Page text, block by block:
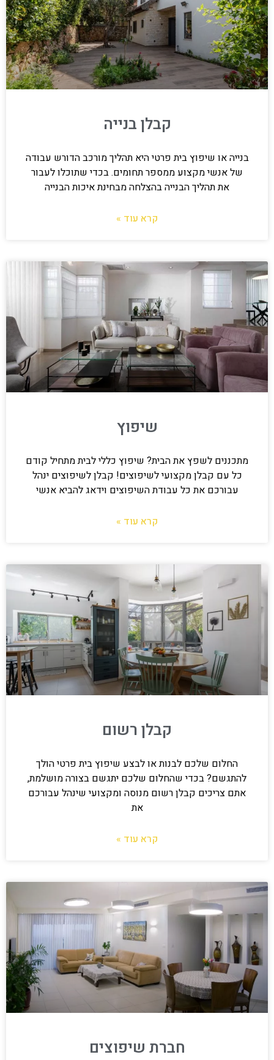
קבלן בנייה
בנייה או שיפוץ בית פרטי היא תהליך מורכב הדורש עבודה
של אנשי מקצוע ממספר תחומים. בכדי שתוכלו לעבור
את תהליך הבנייה בהצלחה מבחינת איכות הבנייה
קרא עוד »
שיפוץ
מתכננים לשפץ את הבית? שיפוץ כללי לבית מתחיל קודם
כל עם קבלן מקצועי לשיפוצים! קבלן לשיפוצים ינהל
עבורכם את כל עבודת השיפוצים וידאג להביא אנשי
קרא עוד »
קבלן רשום
החלום שלכם לבנות או לבצע שיפוץ בית פרטי הולך
להתגשם? בכדי שהחלום שלכם יתגשם בצורה מושלמת,
אתם צריכים קבלן רשום מנוסה ומקצועי שינהל עבורכם
את
קרא עוד »
חברת שיפוצים